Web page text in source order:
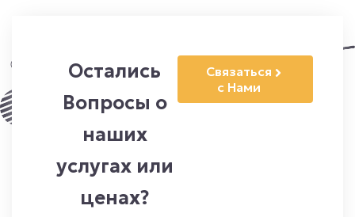
Остались
Вопросы о
наших
услугах или
ценах?
Cвязаться
с Нами